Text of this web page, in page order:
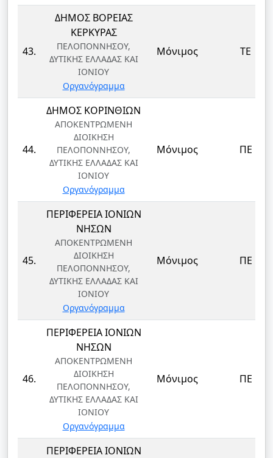
43.
ΔΗΜΟΣ ΒΟΡΕΙΑΣ
ΚΕΡΚΥΡΑΣ
ΠΕΛΟΠΟΝΝΗΣΟΥ,
ΔΥΤΙΚΗΣ ΕΛΛΑΔΑΣ ΚΑΙ
ΙΟΝΙΟΥ
Οργανόγραμμα
Μόνιμος ΤΕ
44.
ΔΗΜΟΣ ΚΟΡΙΝΘΙΩΝ
ΑΠΟΚΕΝΤΡΩΜΕΝΗ
ΔΙΟΙΚΗΣΗ
ΠΕΛΟΠΟΝΝΗΣΟΥ,
ΔΥΤΙΚΗΣ ΕΛΛΑΔΑΣ ΚΑΙ
ΙΟΝΙΟΥ
Οργανόγραμμα
Μόνιμος ΠΕ
45.
ΠΕΡΙΦΕΡΕΙΑ ΙΟΝΙΩΝ
ΝΗΣΩΝ
ΑΠΟΚΕΝΤΡΩΜΕΝΗ
ΔΙΟΙΚΗΣΗ
ΠΕΛΟΠΟΝΝΗΣΟΥ,
ΔΥΤΙΚΗΣ ΕΛΛΑΔΑΣ ΚΑΙ
ΙΟΝΙΟΥ
Οργανόγραμμα
Μόνιμος ΠΕ
46.
ΠΕΡΙΦΕΡΕΙΑ ΙΟΝΙΩΝ
ΝΗΣΩΝ
ΑΠΟΚΕΝΤΡΩΜΕΝΗ
ΔΙΟΙΚΗΣΗ
ΠΕΛΟΠΟΝΝΗΣΟΥ,
ΔΥΤΙΚΗΣ ΕΛΛΑΔΑΣ ΚΑΙ
ΙΟΝΙΟΥ
Οργανόγραμμα
Μόνιμος ΠΕ
ΠΕΡΙΦΕΡΕΙΑ ΙΟΝΙΩΝ